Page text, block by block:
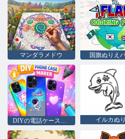
マンダラメドウ 国旗ぬりえ
イルカぬ